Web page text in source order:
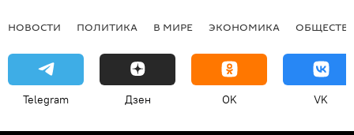
НОВОСТИ ПОЛИТИКА В МИРЕ ЭКОНОМИКА
Telegram Дзен OK VK